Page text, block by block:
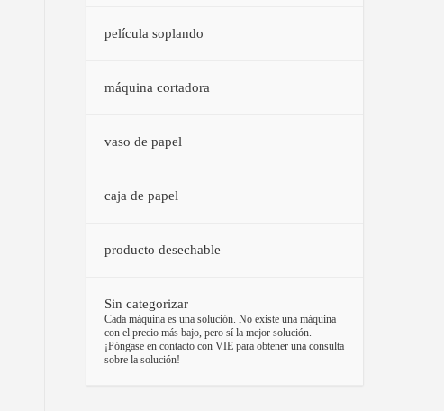
película soplando
máquina cortadora
vaso de papel
caja de papel
producto desechable
Sin categorizar
–
Cada máquina es una solución. No existe una máquina
con el precio más bajo, pero sí la mejor solución.
¡Póngase en contacto con VIE para obtener una consulta
sobre la solución!